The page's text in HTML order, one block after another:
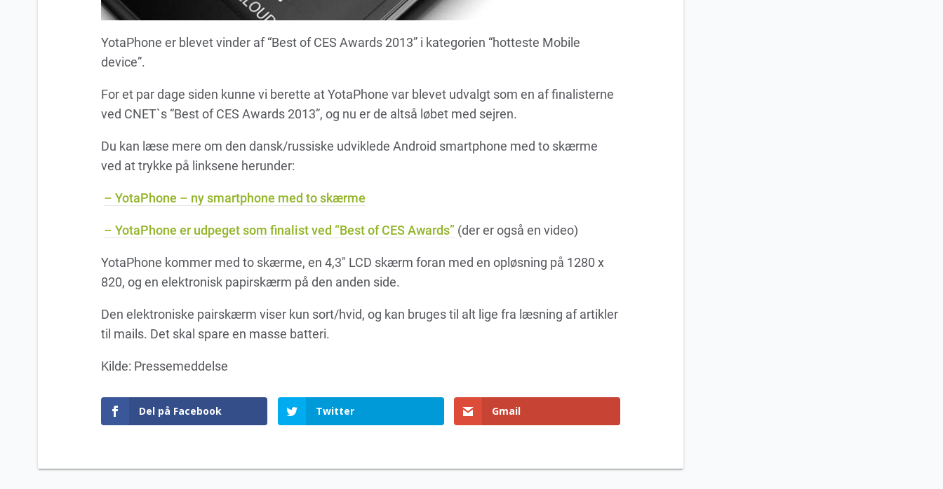
YotaPhone er blevet vinder af “Best of CES Awards 2013” i kategorien “hotteste Mobile
device”.
For et par dage siden kunne vi berette at YotaPhone var blevet udvalgt som en af finalisterne
ved CNET`s “Best of CES Awards 2013”, og nu er de altså løbet med sejren.
Du kan læse mere om den dansk/russiske udviklede Android smartphone med to skærme
ved at trykke på linksene herunder:
– YotaPhone – ny smartphone med to skærme
– YotaPhone er udpeget som finalist ved “Best of CES Awards”(der er også en video)
YotaPhone kommer med to skærme, en 4,3″ LCD skærm foran med en opløsning på 1280 x
820, og en elektronisk papirskærm på den anden side.
Den elektroniske pairskærm viser kun sort/hvid, og kan bruges til alt lige fra læsning af artikler
til mails. Det skal spare en masse batteri.
Kilde: Pressemeddelse
Del på Facebook Twitter Gmail